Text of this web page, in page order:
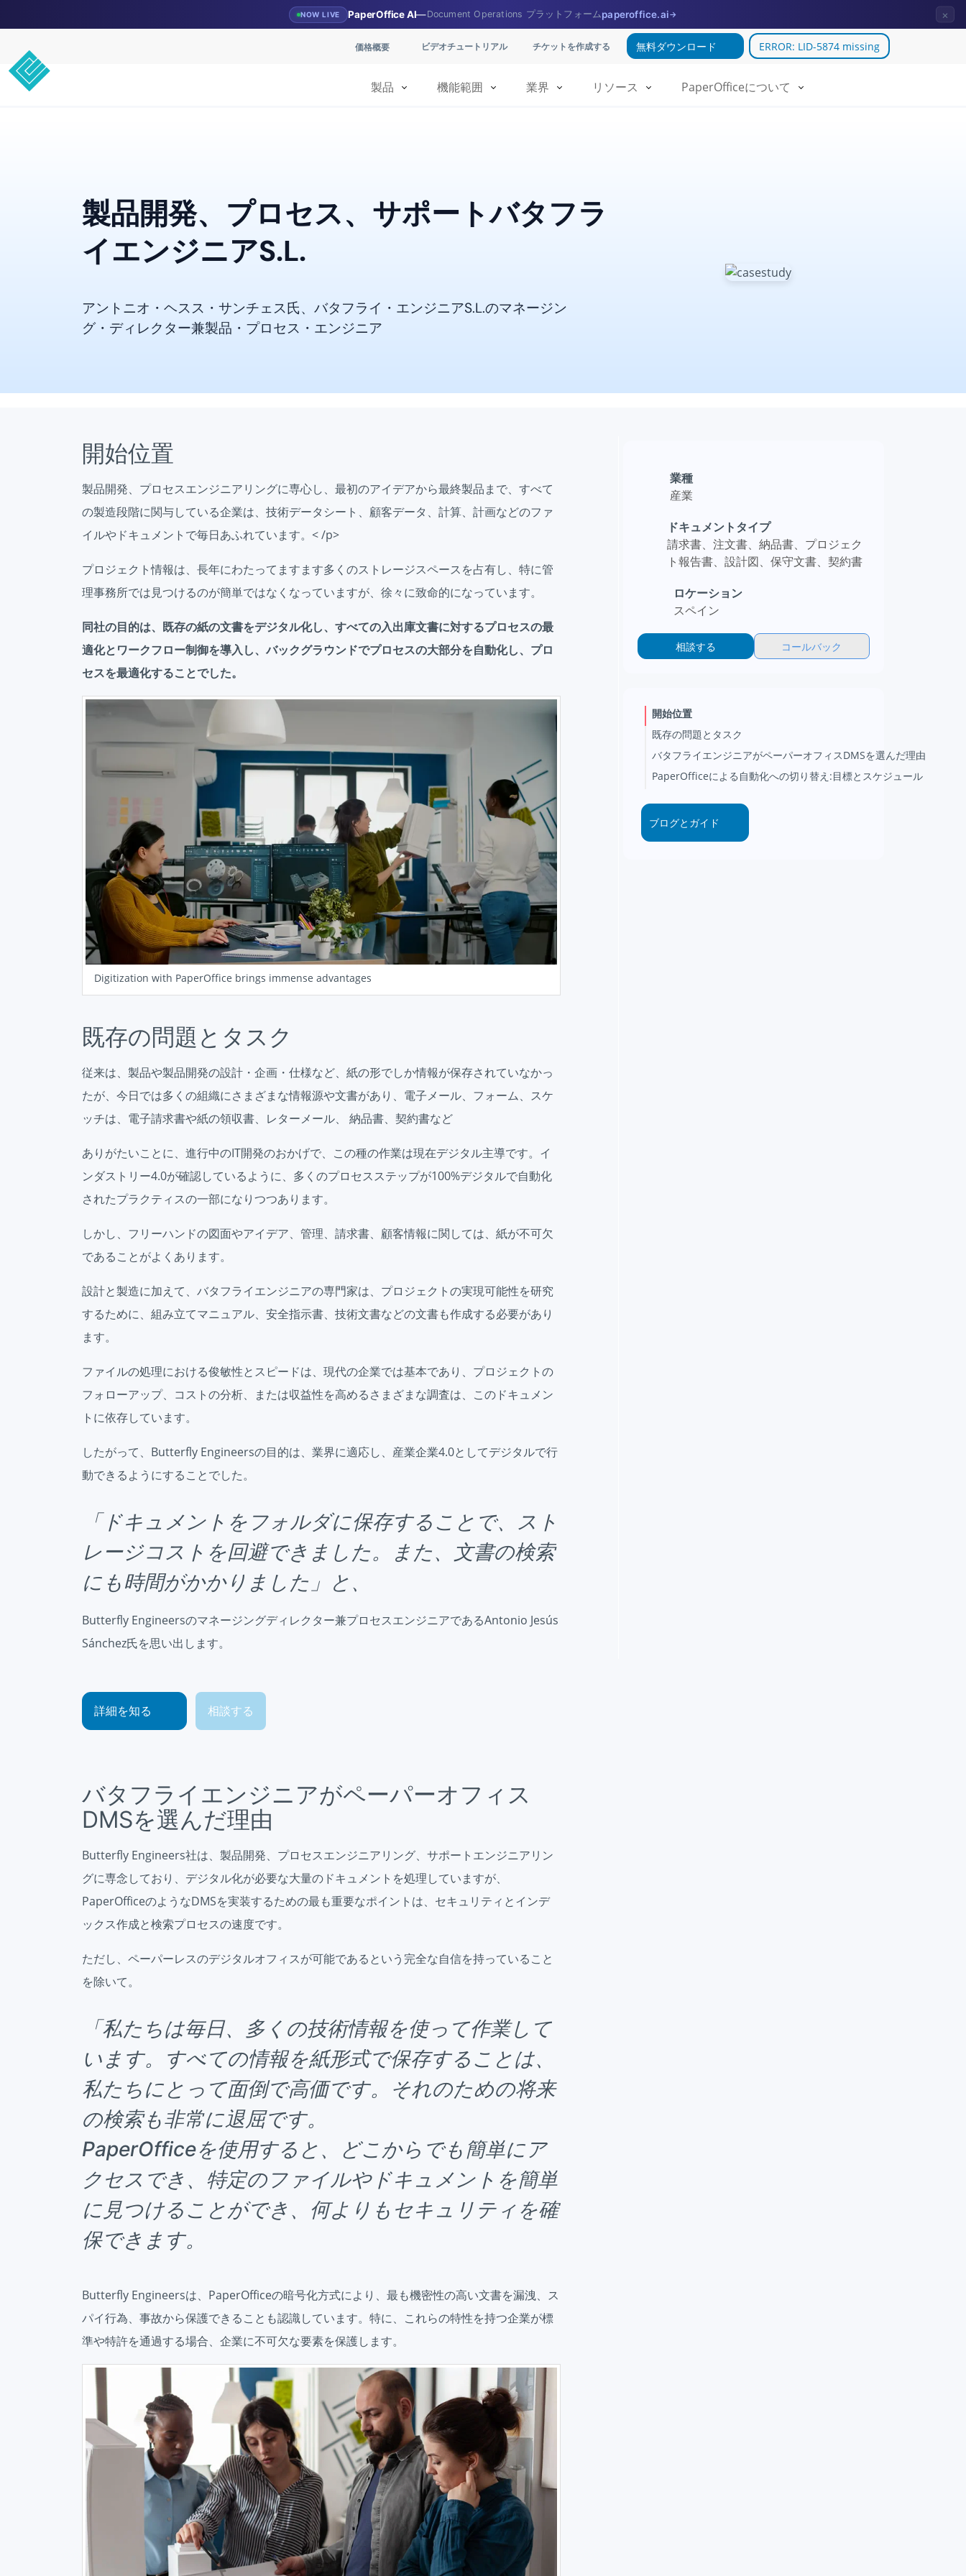
NOW LIVE PaperOffice AI—Document Operations プラットフォームpaperoffice.ai→ ×
価格概要 ビデオチュートリアル チケットを作成する 無料ダウンロード ERROR: LID-5874 missing
PaperOfficeについて
リソース
業界
機能範囲
製品
製品開発、プロセス、サポートバタフラ
イエンジニアS.L.
アントニオ・ヘスス・サンチェス氏、バタフライ・エンジニアS.L.のマネージン
グ・ディレクター兼製品・プロセス・エンジニア
開始位置
製品開発、プロセスエンジニアリングに専心し、最初のアイデアから最終製品まで、すべて
の製造段階に関与している企業は、技術データシート、顧客データ、計算、計画などのファ
イルやドキュメントで毎日あふれています。< /p>
プロジェクト情報は、長年にわたってますます多くのストレージスペースを占有し、特に管
理事務所では見つけるのが簡単ではなくなっていますが、徐々に致命的になっています。
同社の目的は、既存の紙の文書をデジタル化し、すべての入出庫文書に対するプロセスの最
適化とワークフロー制御を導入し、バックグラウンドでプロセスの大部分を自動化し、プロ
セスを最適化することでした。
Digitization with PaperOffice brings immense advantages
既存の問題とタスク
従来は、製品や製品開発の設計・企画・仕様など、紙の形でしか情報が保存されていなかっ
たが、今日では多くの組織にさまざまな情報源や文書があり、電子メール、フォーム、スケ
ッチは、電子請求書や紙の領収書、レターメール、 納品書、契約書など
ありがたいことに、進行中のIT開発のおかげで、この種の作業は現在デジタル主導です。イ
ンダストリー4.0が確認しているように、多くのプロセスステップが100%デジタルで自動化
されたプラクティスの一部になりつつあります。
しかし、フリーハンドの図面やアイデア、管理、請求書、顧客情報に関しては、紙が不可欠
であることがよくあります。
設計と製造に加えて、バタフライエンジニアの専門家は、プロジェクトの実現可能性を研究
するために、組み立てマニュアル、安全指示書、技術文書などの文書も作成する必要があり
ます。
ファイルの処理における俊敏性とスピードは、現代の企業では基本であり、プロジェクトの
フォローアップ、コストの分析、または収益性を高めるさまざまな調査は、このドキュメン
トに依存しています。
したがって、Butterfly Engineersの目的は、業界に適応し、産業企業4.0としてデジタルで行
動できるようにすることでした。
「ドキュメントをフォルダに保存することで、スト
レージコストを回避できました。また、文書の検索
にも時間がかかりました」と、
Butterfly Engineersのマネージングディレクター兼プロセスエンジニアであるAntonio Jesús
Sánchez氏を思い出します。
業種
産業
ドキュメントタイプ
請求書、注文書、納品書、プロジェク
ト報告書、設計図、保守文書、契約書
ロケーション
スペイン
相談する コールバック
開始位置
既存の問題とタスク
バタフライエンジニアがペーパーオフィスDMSを選んだ理由
PaperOfficeによる自動化への切り替え:目標とスケジュール
ブログとガイド
詳細を知る 相談する
バタフライエンジニアがペーパーオフィス
DMSを選んだ理由
Butterfly Engineers社は、製品開発、プロセスエンジニアリング、サポートエンジニアリン
グに専念しており、デジタル化が必要な大量のドキュメントを処理していますが、
PaperOfficeのようなDMSを実装するための最も重要なポイントは、セキュリティとインデ
ックス作成と検索プロセスの速度です。
ただし、ペーパーレスのデジタルオフィスが可能であるという完全な自信を持っていること
を除いて。
「私たちは毎日、多くの技術情報を使って作業して
います。すべての情報を紙形式で保存することは、
私たちにとって面倒で高価です。それのための将来
の検索も非常に退屈です。
PaperOfficeを使用すると、どこからでも簡単にア
クセスでき、特定のファイルやドキュメントを簡単
に見つけることができ、何よりもセキュリティを確
保できます。
Butterfly Engineersは、PaperOfficeの暗号化方式により、最も機密性の高い文書を漏洩、ス
パイ行為、事故から保護できることも認識しています。特に、これらの特性を持つ企業が標
準や特許を通過する場合、企業に不可欠な要素を保護します。